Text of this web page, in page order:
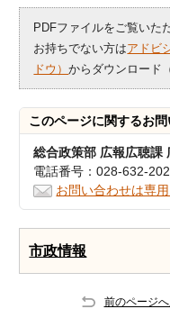
PDFファイルをご覧いた
お持ちでない方はアドビ
ドウ）からダウンロード
このページに関するお
総合政策部 広報広聴課
電話番号：028-632-
お問い合わせは専
市政情報
前のページ